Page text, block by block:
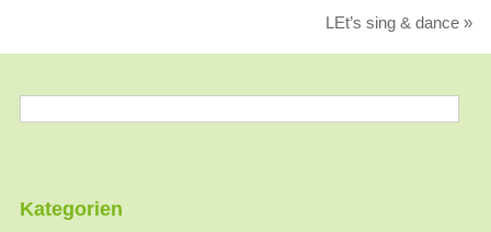
LEt’s sing & dance»
Kategorien